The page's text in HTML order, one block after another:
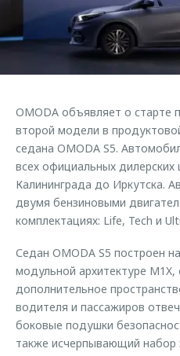
Страхование
Кредитный калькулятор
Оригинальные аксессуары
Запчасти
Трейд-ин
Калькулятор трейд-ин
Клиентская поддержка
O&J Автоклуб
Клуб владельцев OMODA
Аксессуары
Одежда и сувениры
Оригинальные аксессуары
Запчасти
Обратная связь
OMODA объявляет о старте
второй модели в
седана OMODA S5.
всех официальных дилерских
Калининграда до Иркутска.
двумя бензиновыми
комплектациях: Life, Tech и
Седан OMODA S5 построен
модульной архитектуре
дополнительное
водителя и пассажиров
боковые подушки
также исчерпывающий набор